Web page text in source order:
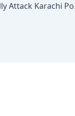
Did